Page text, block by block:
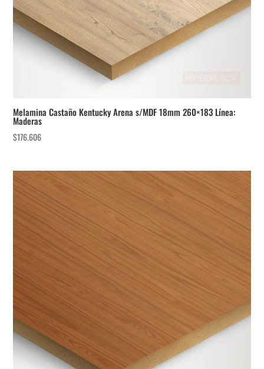
Melamina Castaño Kentucky Arena s/MDF 18mm 260×183 Línea:
Maderas
$176.606